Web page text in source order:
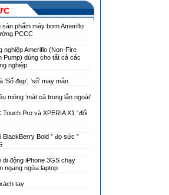
sản phẩm máy bơm Ameriflo
PCCC
nghiệp Ameriflo (Non-Fire
Pump) dùng cho tất cả các
nghiệp
‘Số đẹp’, ‘số’ may mắn
mỏng ‘mát cả trong lẫn ngoài’
Touch Pro và XPERIA X1 “đối
BlackBerry Bold ” đọ sức ”
di động iPhone 3GS chạy
ngang ngửa laptop
tay